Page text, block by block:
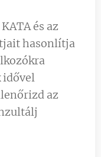
és az
hasonlítja
idővel
az